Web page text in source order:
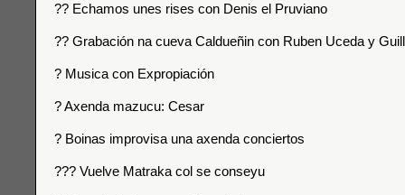
?? Echamos unes rises con Denis el Pruviano
?? Grabación na cueva Caldueñin con Ruben Uceda y
? Musica con Expropiación
? Axenda mazucu: Cesar
? Boinas improvisa una axenda conciertos
??‍? Vuelve Matraka col se conseyu